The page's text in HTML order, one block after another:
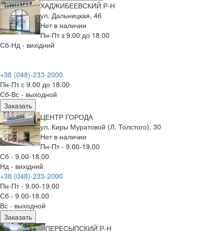
ХАДЖИБЕЕВСКИЙ Р-Н
ул. Дальницкая, 46
Нет в наличии
Пн-Пт з 9.00 до 18.00
Сб-Нд - вихідний
+38 (048)-233-2000
Пн-Пт с 9.00 до 18.00
Сб-Вс - выходной
Заказать
ЦЕНТР ГОРОДА
ул. Киры Муратовой (Л. Толстого), 30
Нет в наличии
Пн-Пт - 9.00-19.00
Сб - 9.00-18.00
Нд - вихідний
+38 (048)-233-2000
Пн-Пт - 9.00-19.00
Сб - 9.00-18.00
Вс - выходной
Заказать
ПЕРЕСЫПСКИЙ Р-Н